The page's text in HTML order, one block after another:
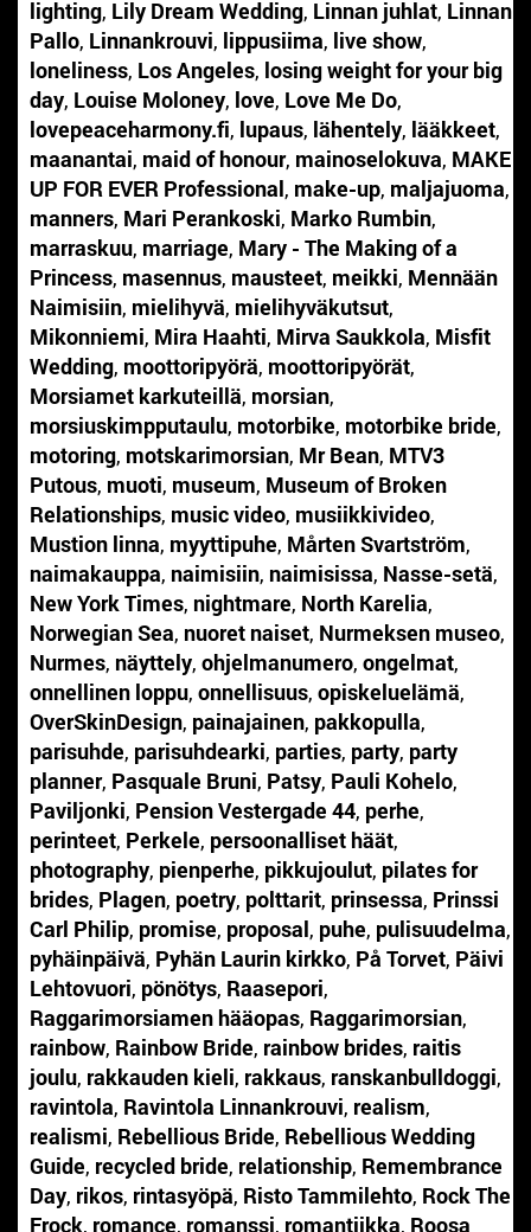
lighting, Lily Dream Wedding, Linnan juhlat, Linnan
Pallo, Linnankrouvi, lippusiima, live show,
loneliness, Los Angeles, losing weight for your big
day, Louise Moloney, love, Love Me Do,
lovepeaceharmony.fi, lupaus, lähentely, lääkkeet,
maanantai, maid of honour, mainoselokuva, MAKE
UP FOR EVER Professional, make-up, maljajuoma,
manners, Mari Perankoski, Marko Rumbin,
marraskuu, marriage, Mary - The Making of a
Princess, masennus, mausteet, meikki, Mennään
Naimisiin, mielihyvä, mielihyväkutsut,
Mikonniemi, Mira Haahti, Mirva Saukkola, Misfit
Wedding, moottoripyörä, moottoripyörät,
Morsiamet karkuteillä, morsian,
morsiuskimpputaulu, motorbike, motorbike bride,
motoring, motskarimorsian, Mr Bean, MTV3
Putous, muoti, museum, Museum of Broken
Relationships, music video, musiikkivideo,
Mustion linna, myyttipuhe, Mårten Svartström,
naimakauppa, naimisiin, naimisissa, Nasse-setä,
New York Times, nightmare, North Karelia,
Norwegian Sea, nuoret naiset, Nurmeksen museo,
Nurmes, näyttely, ohjelmanumero, ongelmat,
onnellinen loppu, onnellisuus, opiskeluelämä,
OverSkinDesign, painajainen, pakkopulla,
parisuhde, parisuhdearki, parties, party, party
planner, Pasquale Bruni, Patsy, Pauli Kohelo,
Paviljonki, Pension Vestergade 44, perhe,
perinteet, Perkele, persoonalliset häät,
photography, pienperhe, pikkujoulut, pilates for
brides, Plagen, poetry, polttarit, prinsessa, Prinssi
Carl Philip, promise, proposal, puhe, pulisuudelma,
pyhäinpäivä, Pyhän Laurin kirkko, På Torvet, Päivi
Lehtovuori, pönötys, Raasepori,
Raggarimorsiamen hääopas, Raggarimorsian,
rainbow, Rainbow Bride, rainbow brides, raitis
joulu, rakkauden kieli, rakkaus, ranskanbulldoggi,
ravintola, Ravintola Linnankrouvi, realism,
realismi, Rebellious Bride, Rebellious Wedding
Guide, recycled bride, relationship, Remembrance
Day, rikos, rintasyöpä, Risto Tammilehto, Rock The
Frock, romance, romanssi, romantiikka, Roosa